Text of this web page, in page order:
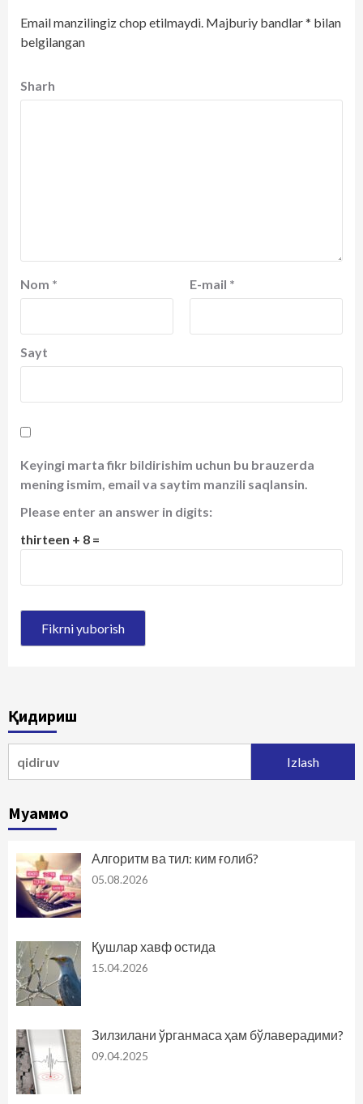
Email manzilingiz chop etilmaydi. Majburiy bandlar* bilan
belgilangan
Sharh
Nom * E-mail *
Sayt
Keyingi marta fikr bildirishim uchun bu brauzerda
mening ismim, email va saytim manzili saqlansin.
Please enter an answer in digits:
thirteen + 8 =
Қидириш
Муаммо
Алгоритм ва тил: ким ғолиб?
05.08.2026
Қушлар хавф остида
15.04.2026
Зилзилани ўрганмаса ҳам бўлаверадими?
09.04.2025